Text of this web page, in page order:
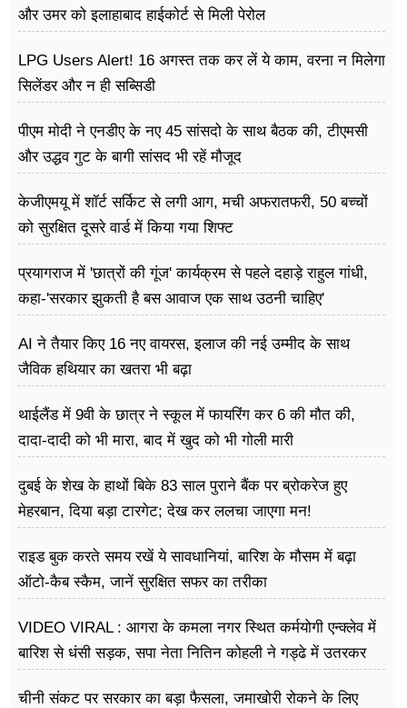
और उमर को इलाहाबाद हाईकोर्ट से मिली पेरोल
LPG Users Alert! 16 अगस्त तक कर लें ये काम, वरना न मिलेगा
सिलेंडर और न ही सब्सिडी
पीएम मोदी ने एनडीए के नए 45 सांसदो के साथ बैठक की, टीएमसी
और उद्धव गुट के बागी सांसद भी रहें मौजूद
केजीएमयू में शॉर्ट सर्किट से लगी आग, मची अफरातफरी, 50 बच्चों
को सुरक्षित दूसरे वार्ड में किया गया शिफ्ट
प्रयागराज में 'छात्रों की गूंज' कार्यक्रम से पहले दहाड़े राहुल गांधी,
कहा-'सरकार झुकती है बस आवाज एक साथ उठनी चाहिए'
AI ने तैयार किए 16 नए वायरस, इलाज की नई उम्मीद के साथ
जैविक हथियार का खतरा भी बढ़ा
थाईलैंड में 9वी के छात्र ने स्कूल में फायरिंग कर 6 की मौत की,
दादा-दादी को भी मारा, बाद में खुद को भी गोली मारी
दुबई के शेख के हाथों बिके 83 साल पुराने बैंक पर ब्रोकरेज हुए
मेहरबान, दिया बड़ा टारगेट; देख कर ललचा जाएगा मन!
राइड बुक करते समय रखें ये सावधानियां, बारिश के मौसम में बढ़ा
ऑटो-कैब स्कैम, जानें सुरक्षित सफर का तरीका
VIDEO VIRAL : आगरा के कमला नगर स्थित कर्मयोगी एन्क्लेव में
बारिश से धंसी सड़क, सपा नेता नितिन कोहली ने गड्ढे में उतरकर
चीनी संकट पर सरकार का बड़ा फैसला, जमाखोरी रोकने के लिए